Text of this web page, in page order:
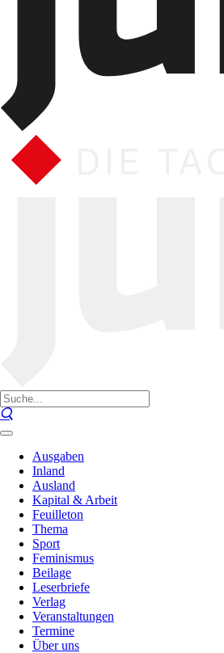
Ausgaben
Inland
Ausland
Kapital & Arbeit
Feuilleton
Thema
Sport
Feminismus
Beilage
Leserbriefe
Verlag
Veranstaltungen
Termine
Über uns